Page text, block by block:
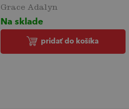
Grace Adalyn
Na sklade
pridať do košíka